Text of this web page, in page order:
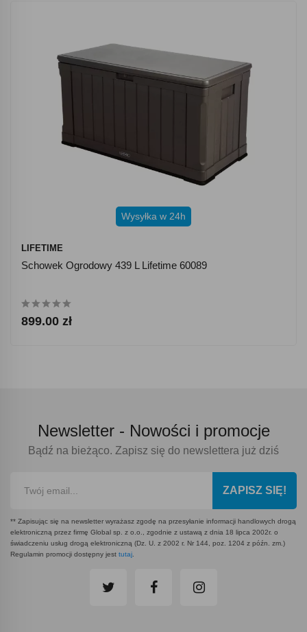
Wysyłka w 24h
LIFETIME
Schowek Ogrodowy 439 L Lifetime 60089
899.00 zł
Newsletter - Nowości i promocje
Bądź na bieżąco. Zapisz się do newslettera już dziś
ZAPISZ SIĘ!
** Zapisując się na newsletter wyrażasz zgodę na przesyłanie informacji handlowych drogą
elektroniczną przez firmę Global sp. z o.o., zgodnie z ustawą z dnia 18 lipca 2002r. o
świadczeniu usług drogą elektroniczną (Dz. U. z 2002 r. Nr 144, poz. 1204 z późn. zm.)
Regulamin promocji dostępny jest tutaj